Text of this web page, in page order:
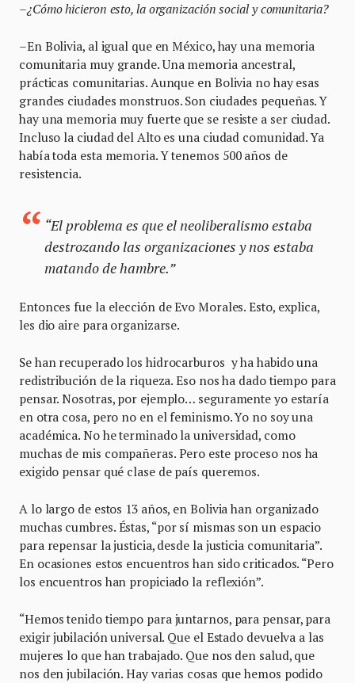
–¿Cómo hicieron esto, la organización social y comunitaria?
–En Bolivia, al igual que en México, hay una memoria
comunitaria muy grande. Una memoria ancestral,
prácticas comunitarias. Aunque en Bolivia no hay esas
grandes ciudades monstruos. Son ciudades pequeñas. Y
hay una memoria muy fuerte que se resiste a ser ciudad.
Incluso la ciudad del Alto es una ciudad comunidad. Ya
había toda esta memoria. Y tenemos 500 años de
resistencia.
“El problema es que el neoliberalismo estaba
destrozando las organizaciones y nos estaba
matando de hambre.”
Entonces fue la elección de Evo Morales. Esto, explica,
les dio aire para organizarse.
Se han recuperado los hidrocarburos y ha habido una
redistribución de la riqueza. Eso nos ha dado tiempo para
pensar. Nosotras, por ejemplo… seguramente yo estaría
en otra cosa, pero no en el feminismo. Yo no soy una
académica. No he terminado la universidad, como
muchas de mis compañeras. Pero este proceso nos ha
exigido pensar qué clase de país queremos.
A lo largo de estos 13 años, en Bolivia han organizado
muchas cumbres. Éstas, “por sí mismas son un espacio
para repensar la justicia, desde la justicia comunitaria”.
En ocasiones estos encuentros han sido criticados. “Pero
los encuentros han propiciado la reflexión”.
“Hemos tenido tiempo para juntarnos, para pensar, para
exigir jubilación universal. Que el Estado devuelva a las
mujeres lo que han trabajado. Que nos den salud, que
nos den jubilación. Hay varias cosas que hemos podido